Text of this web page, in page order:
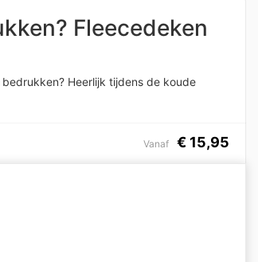
Fleecedeken
Heerlijk tijdens de koude
Vanaf € 15,95